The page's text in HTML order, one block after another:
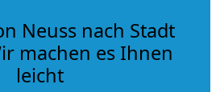
Neuss nach Stadt
machen es Ihnen
leicht